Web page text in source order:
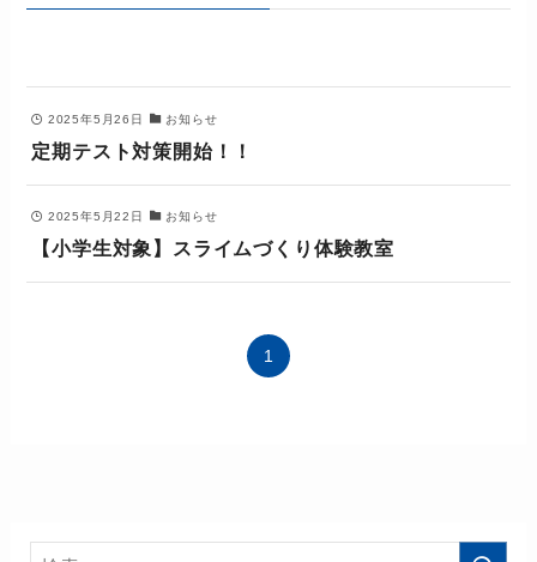
2025年5月26日 お知らせ
定期テスト対策開始！！
2025年5月22日 お知らせ
【小学生対象】スライムづくり体験教室
1